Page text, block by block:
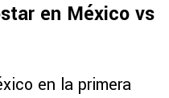
en México vs
en la primera